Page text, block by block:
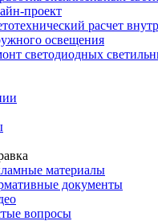
проект
расчет
освещения
светодиодных
материалы
документы
вопросы